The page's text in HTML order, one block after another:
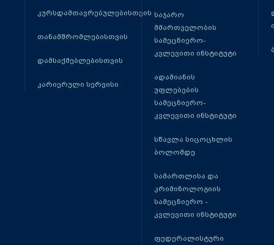
კურსდამთავრებულებისთვის
თანამშრომლებისთვის
დამსაქმებლებისთვის
კარიერული სერვისი
საჯარო
მმართველობის
სამეცნიერო-
კვლევითი ინსტიტუტი
ადამიანის
უფლებების
სამეცნიერო-
კვლევითი ინსტიტუტი
სწავლა სიცოცხლის
ბოლომდე
სამართლისა და
კრიმინოლოგიის
სამეცნიერო -
კვლევითი ინსტიტუტი
ფედერალისტური